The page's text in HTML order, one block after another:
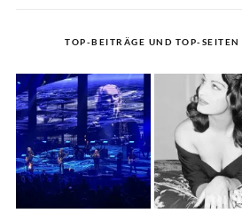
TOP-BEITRÄGE UND TOP-SEITEN